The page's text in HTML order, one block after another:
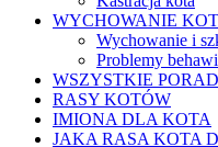
WYCHOWANIE
Wychowanie i
Problemy
WSZYSTKIE
RASY KOTÓW
IMIONA DLA KOTA
JAKA RASA KOTA